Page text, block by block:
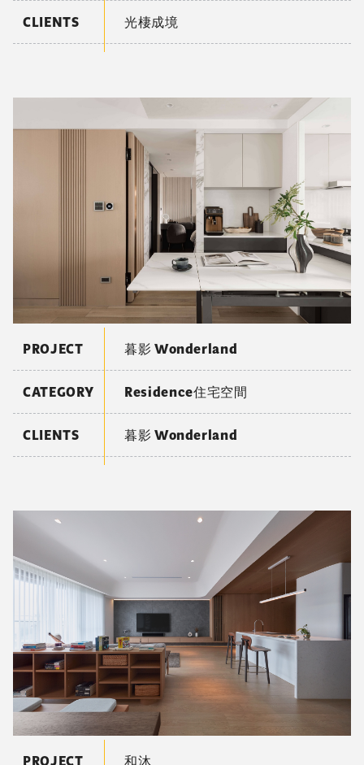
CLIENTS 光棲成境
PROJECT 暮影 Wonderland
CATEGORY Residence住宅空間
CLIENTS 暮影 Wonderland
PROJECT 和沐